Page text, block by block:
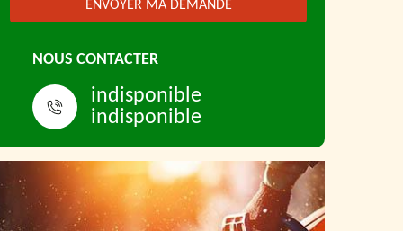
NOUS CONTACTER
indisponible
indisponible